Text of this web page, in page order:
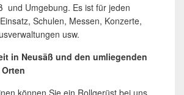
und Umgebung. Es ist für jeden
Schulen, Messen, Konzerte,
usw.
in Neusäß und den umliegenden